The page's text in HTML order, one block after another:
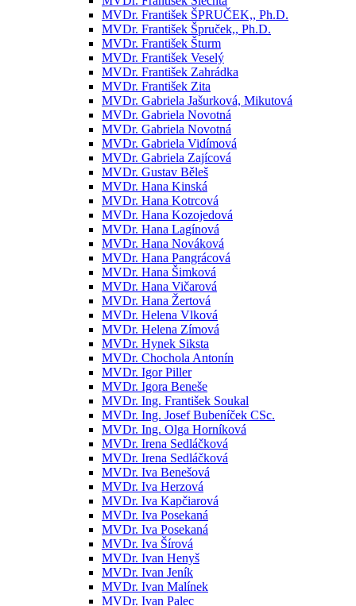
MVDr. František ŠPRUČEK,, Ph.D.
MVDr. František Špruček,, Ph.D.
MVDr. František Šturm
MVDr. František Veselý
MVDr. František Zahrádka
MVDr. František Zita
MVDr. Gabriela Jašurková, Mikutová
MVDr. Gabriela Novotná
MVDr. Gabriela Novotná
MVDr. Gabriela Vidímová
MVDr. Gabriela Zajícová
MVDr. Gustav Běleš
MVDr. Hana Kinská
MVDr. Hana Kotrcová
MVDr. Hana Kozojedová
MVDr. Hana Lagínová
MVDr. Hana Nováková
MVDr. Hana Pangrácová
MVDr. Hana Šimková
MVDr. Hana Vičarová
MVDr. Hana Žertová
MVDr. Helena Vlková
MVDr. Helena Zímová
MVDr. Hynek Siksta
MVDr. Chochola Antonín
MVDr. Igor Piller
MVDr. Igora Beneše
MVDr. Ing. František Soukal
MVDr. Ing. Josef Bubeníček CSc.
MVDr. Ing. Olga Horníková
MVDr. Irena Sedláčková
MVDr. Irena Sedláčková
MVDr. Iva Benešová
MVDr. Iva Herzová
MVDr. Iva Kapčiarová
MVDr. Iva Posekaná
MVDr. Iva Posekaná
MVDr. Iva Šírová
MVDr. Ivan Henyš
MVDr. Ivan Jeník
MVDr. Ivan Malínek
MVDr. Ivan Palec